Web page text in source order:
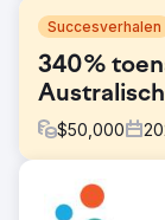
Succesverhalen
340%
$50,000
Uitdaging
Het juridische